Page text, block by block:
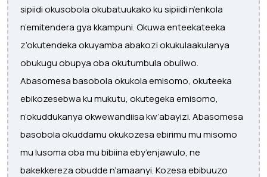
sipiidi okusobola okubatuukako ku sipiidi n’enkola
n’emitendera gya kkampuni. Okuwa enteekateeka
z’okutendeka okuyamba abakozi okukulaakulanya
obukugu obupya oba okutumbula obuliwo.
Abasomesa basobola okukola emisomo, okuteeka
ebikozesebwa ku mukutu, okutegeka emisomo,
n’okuddukanya okwewandiisa kw’abayizi. Abasomesa
basobola okuddamu okukozesa ebirimu mu misomo
mu lusoma oba mu bibiina eby’enjawulo, ne
bakekkereza obudde n’amaanyi. Kozesa ebibuuzo